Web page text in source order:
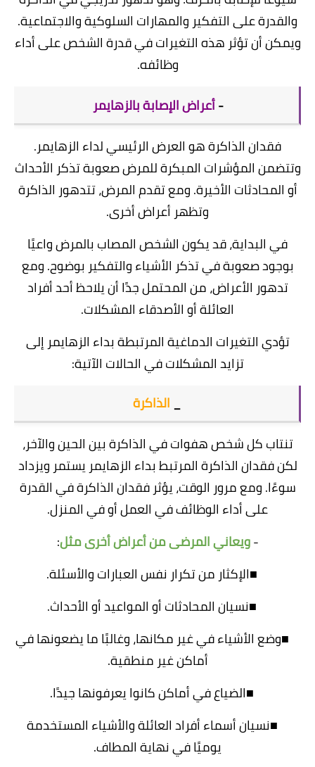
والقدرة على التفكير والمهارات السلوكية والاجتماعية.
ويمكن أن تؤثر هذه التغيرات في قدرة الشخص على أداء
وظائفه.
-أعراض الإصابة بالزهايمر
فقدان الذاكرة هو العرض الرئيسي لداء الزهايمر.
وتتضمن المؤشرات المبكرة للمرض صعوبة تذكر الأحداث
أو المحادثات الأخيرة. ومع تقدم المرض، تتدهور الذاكرة
وتظهر أعراض أخرى.
في البداية، قد يكون الشخص المصاب بالمرض واعيًا
بوجود صعوبة في تذكر الأشياء والتفكير بوضوح. ومع
تدهور الأعراض، من المحتمل جدًا أن يلاحظ أحد أفراد
العائلة أو الأصدقاء المشكلات.
تؤدي التغيرات الدماغية المرتبطة بداء الزهايمر إلى
تزايد المشكلات في الحالات الآتية:
_الذاكرة
تنتاب كل شخص هفوات في الذاكرة بين الحين والآخر،
لكن فقدان الذاكرة المرتبط بداء الزهايمر يستمر ويزداد
سوءًا. ومع مرور الوقت، يؤثر فقدان الذاكرة في القدرة
على أداء الوظائف في العمل أو في المنزل.
-ويعاني المرضى من أعراض أخرى مثل:
■الإكثار من تكرار نفس العبارات والأسئلة.
■نسيان المحادثات أو المواعيد أو الأحداث.
■وضع الأشياء في غير مكانها، وغالبًا ما يضعونها في
أماكن غير منطقية.
■الضياع في أماكن كانوا يعرفونها جيدًا.
■نسيان أسماء أفراد العائلة والأشياء المستخدمة
يوميًا في نهاية المطاف.